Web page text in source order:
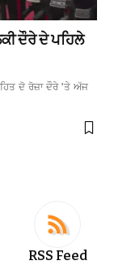
ਦੌਰੇ ਦੇ ਪਹਿਲੇ
ਦੋ ਰੋਜ਼ਾ ਦੌਰੇ ’ਤੇ ਅੱਜ
RSS Feed